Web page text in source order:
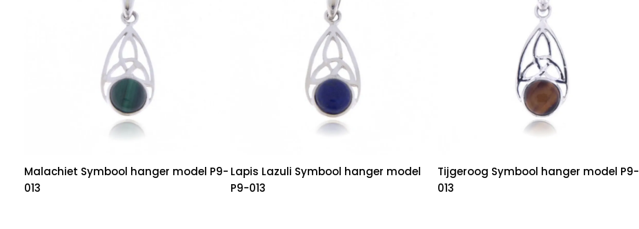
Malachiet Symbool hanger model P9-
013
Lapis Lazuli Symbool hanger model
P9-013
Tijgeroog Symbool hanger model P9-
013